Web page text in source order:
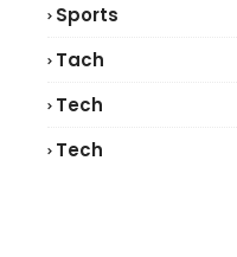
Sports
Tach
Tech
Tech